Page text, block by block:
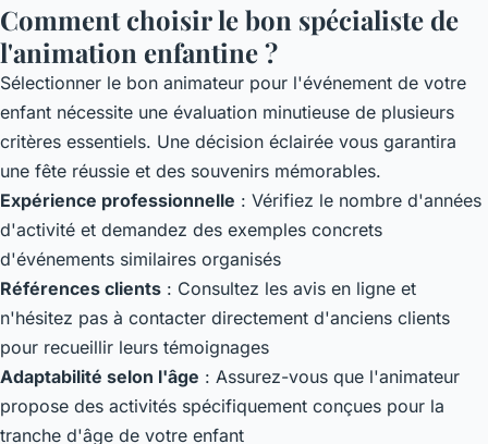
Comment choisir le bon spécialiste de
l'animation enfantine ?
Sélectionner le bon animateur pour l'événement de votre
enfant nécessite une évaluation minutieuse de plusieurs
critères essentiels. Une décision éclairée vous garantira
une fête réussie et des souvenirs mémorables.
Expérience professionnelle : Vérifiez le nombre d'années
d'activité et demandez des exemples concrets
d'événements similaires organisés
Références clients : Consultez les avis en ligne et
n'hésitez pas à contacter directement d'anciens clients
pour recueillir leurs témoignages
Adaptabilité selon l'âge : Assurez-vous que l'animateur
propose des activités spécifiquement conçues pour la
tranche d'âge de votre enfant